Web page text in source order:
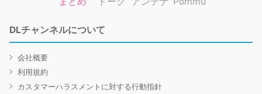
DLチャンネルについて
会社概要
利用規約
カスタマーハラスメントに対する行動指針